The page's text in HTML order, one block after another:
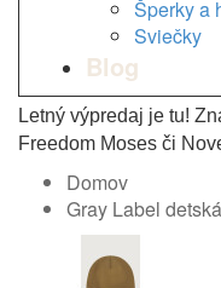
Šperky a
Sviečky
Blog
Letný výpredaj je tu!
Freedom Moses či
Domov
Gray Label